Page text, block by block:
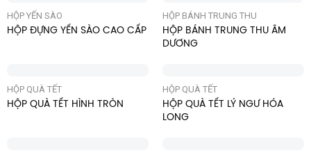
HỘP YẾN SÀO
HỘP ĐỰNG YẾN SÀO CAO CẤP
HỘP BÁNH TRUNG THU
HỘP BÁNH TRUNG THU ÂM
DƯƠNG
HỘP QUÀ TẾT
HỘP QUÀ TẾT HÌNH TRÒN
HỘP QUÀ TẾT
HỘP QUÀ TẾT LÝ NGƯ HÓA
LONG